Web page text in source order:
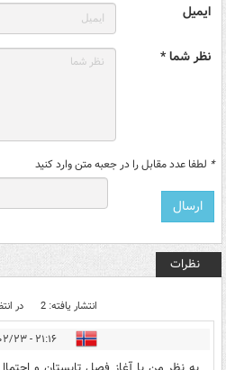
ایمیل
نظر شما *
* لطفا عدد مقابل را در جعبه متن وارد کنید
نظرات
انتشار یافته: 2 در
۲۱:۱۶ - ۱۴۰۴/۰۲/۲۳